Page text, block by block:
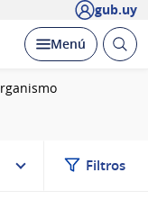
gub.uy
Desplegar
Menú Abrir
Filtros